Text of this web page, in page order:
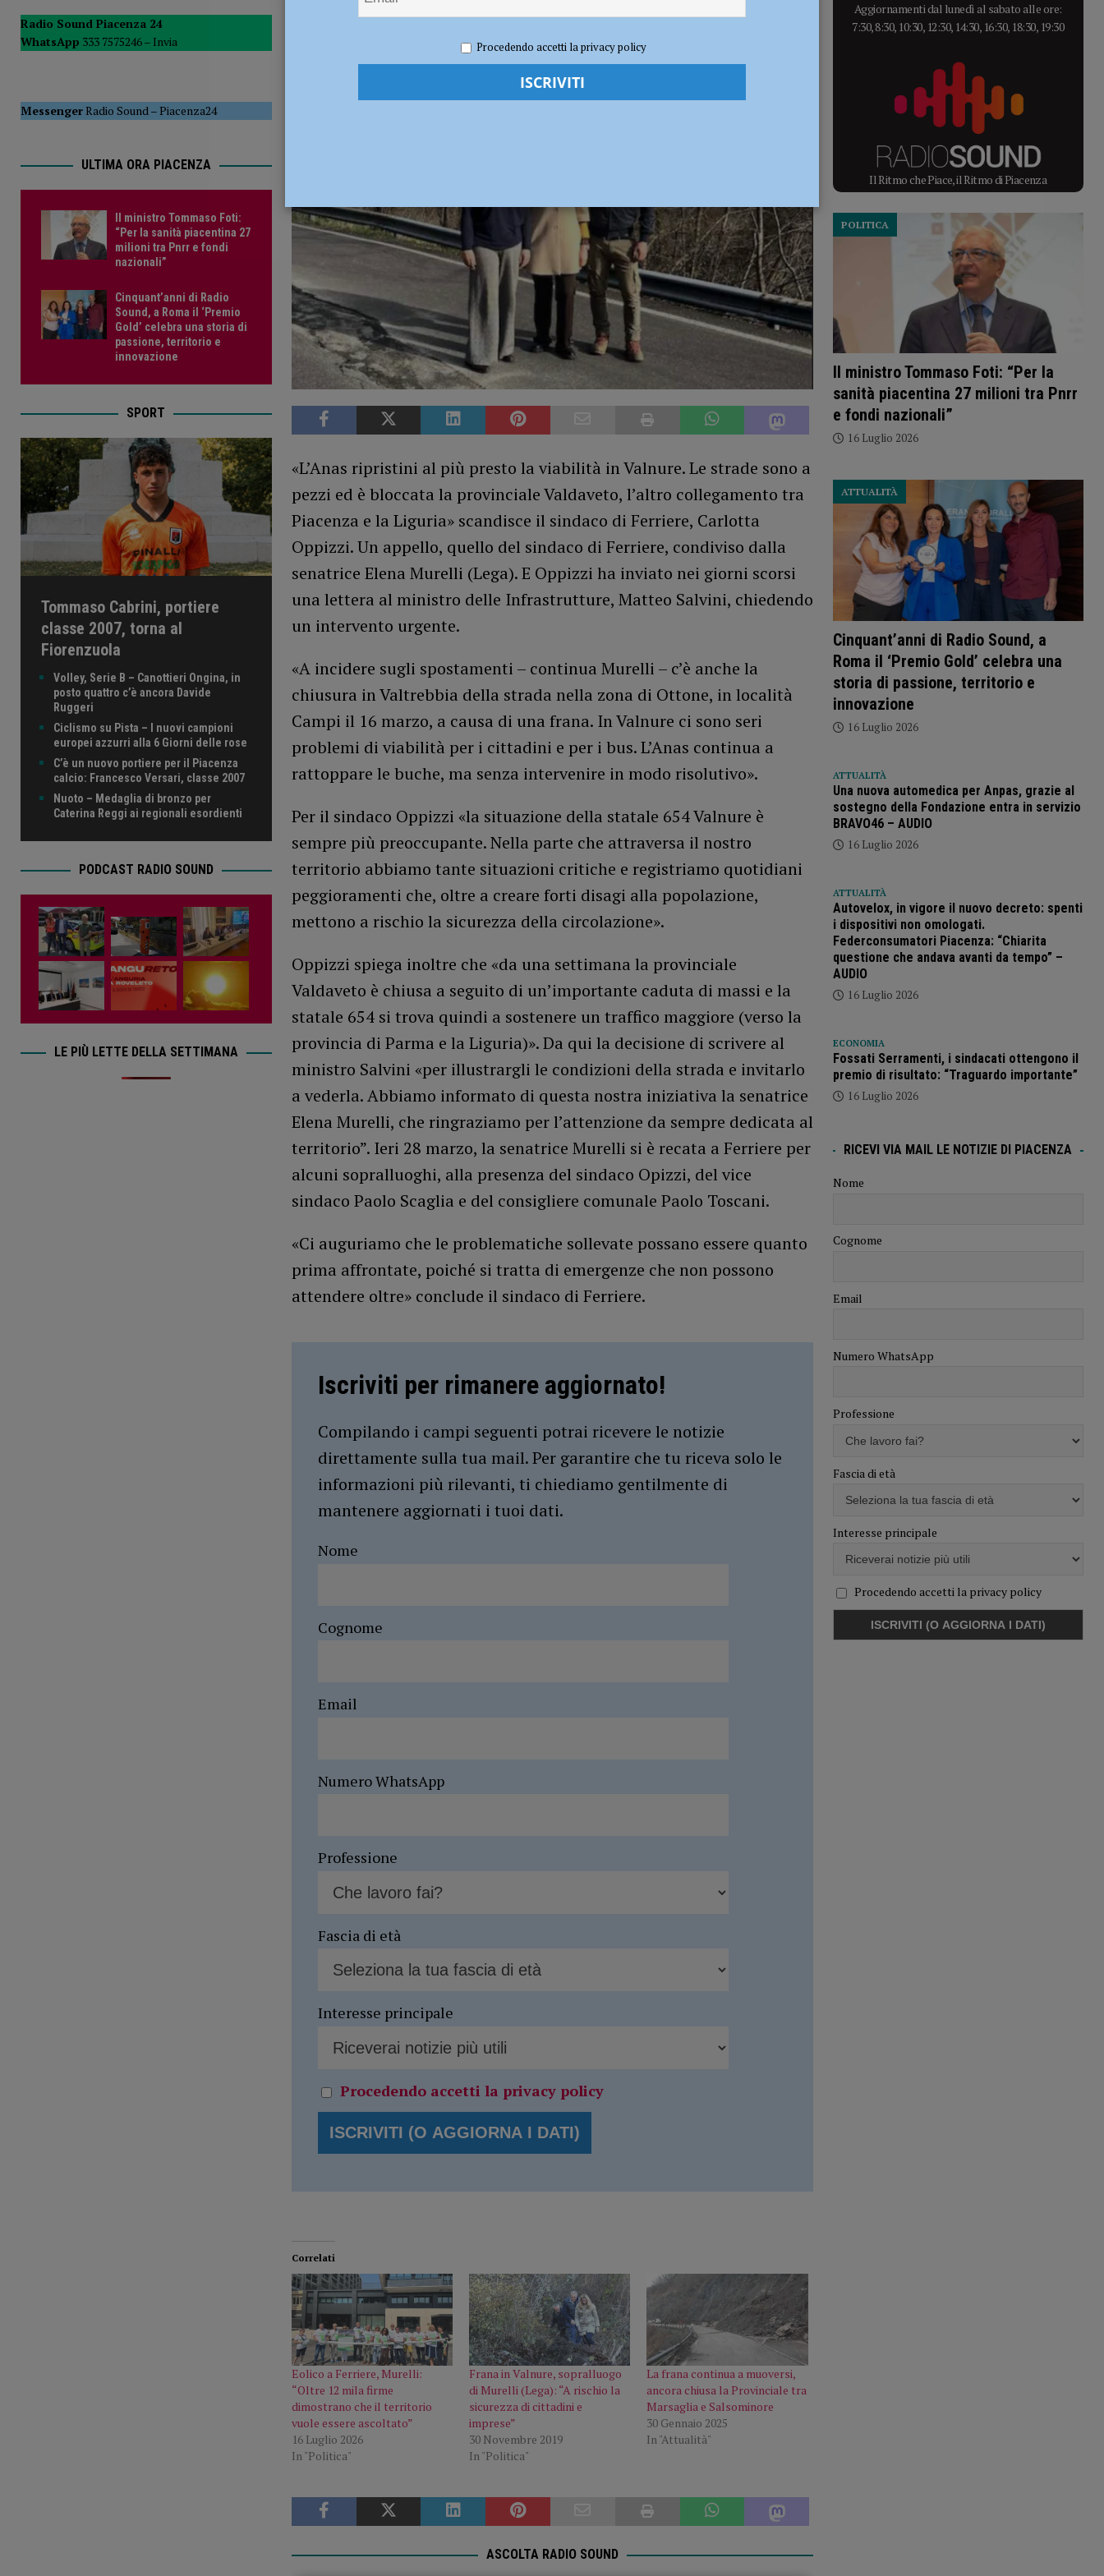
questione che andava avanti da tempo” – AUDIO ATTUALITÀ
[ 16 Luglio 2026 ] Eolico a Ferriere, Murelli: “Oltre 12 mila firme dimostrano che il territorio vuole essere ascoltato” POLITICA
Redazione FG Politica
«L’Anas ripristini al più presto la viabilità in Valnure. Le strade sono a
pezzi ed è bloccata la provinciale Valdaveto, l’altro collegamento tra
Piacenza e la Liguria» scandisce il sindaco di Ferriere, Carlotta
Oppizzi. Un appello, quello del sindaco di Ferriere, condiviso dalla
senatrice Elena Murelli (Lega). E Oppizzi ha inviato nei giorni scorsi
una lettera al ministro delle Infrastrutture, Matteo Salvini, chiedendo
un intervento urgente.
«A incidere sugli spostamenti – continua Murelli – c’è anche la
chiusura in Valtrebbia della strada nella zona di Ottone, in località
Campi il 16 marzo, a causa di una frana. In Valnure ci sono seri
problemi di viabilità per i cittadini e per i bus. L’Anas continua a
rattoppare le buche, ma senza intervenire in modo risolutivo».
Per il sindaco Oppizzi «la situazione della statale 654 Valnure è
sempre più preoccupante. Nella parte che attraversa il nostro
territorio abbiamo tante situazioni critiche e registriamo quotidiani
peggioramenti che, oltre a creare forti disagi alla popolazione,
mettono a rischio la sicurezza della circolazione».
Oppizzi spiega inoltre che «da una settimana la provinciale
Valdaveto è chiusa a seguito di un’importante caduta di massi e la
statale 654 si trova quindi a sostenere un traffico maggiore (verso la
provincia di Parma e la Liguria)». Da qui la decisione di scrivere al
ministro Salvini «per illustrargli le condizioni della strada e invitarlo
a vederla. Abbiamo informato di questa nostra iniziativa la senatrice
Elena Murelli, che ringraziamo per l’attenzione da sempre dedicata al
territorio”. Ieri 28 marzo, la senatrice Murelli si è recata a Ferriere per
alcuni sopralluoghi, alla presenza del sindaco Opizzi, del vice
sindaco Paolo Scaglia e del consigliere comunale Paolo Toscani.
«Ci auguriamo che le problematiche sollevate possano essere quanto
prima affrontate, poiché si tratta di emergenze che non possono
attendere oltre» conclude il sindaco di Ferriere.
Iscriviti per rimanere aggiornato!
Compilando i campi seguenti potrai ricevere le notizie
direttamente sulla tua mail. Per garantire che tu riceva solo le
informazioni più rilevanti, ti chiediamo gentilmente di
mantenere aggiornati i tuoi dati.
Nome
Cognome
Email
Numero WhatsApp
Professione
Fascia di età
Interesse principale
Procedendo accetti la privacy policy
Correlati
Eolico a Ferriere, Murelli:
“Oltre 12 mila firme
dimostrano che il territorio
vuole essere ascoltato”
16 Luglio 2026
In "Politica"
Frana in Valnure, sopralluogo
di Murelli (Lega): “A rischio la
sicurezza di cittadini e
imprese”
30 Novembre 2019
In "Politica"
La frana continua a muoversi,
ancora chiusa la Provinciale tra
Marsaglia e Salsominore
30 Gennaio 2025
In "Attualità"
ASCOLTA RADIO SOUND
Radio Sound Piacenza 24
WhatsApp 333 7575246 – Invia
MessengerRadio Sound–Piacenza24
ULTIMA ORA PIACENZA
Il ministro Tommaso Foti:
“Per la sanità piacentina 27
milioni tra Pnrr e fondi
nazionali”
Cinquant’anni di Radio
Sound, a Roma il ‘Premio
Gold’ celebra una storia di
passione, territorio e
innovazione
SPORT
Tommaso Cabrini, portiere
classe 2007, torna al
Fiorenzuola
Volley, Serie B – Canottieri Ongina, in
posto quattro c’è ancora Davide
Ruggeri
Ciclismo su Pista – I nuovi campioni
europei azzurri alla 6 Giorni delle rose
C’è un nuovo portiere per il Piacenza
calcio: Francesco Versari, classe 2007
Nuoto – Medaglia di bronzo per
Caterina Reggi ai regionali esordienti
PODCAST RADIO SOUND
LE PIÙ LETTE DELLA SETTIMANA
Aggiornamenti dal lunedì al sabato alle ore:
7:30, 8:30, 10:30, 12:30, 14:30, 16:30, 18:30, 19:30
Il Ritmo che Piace, il Ritmo di Piacenza
Il ministro Tommaso Foti: “Per la
sanità piacentina 27 milioni tra Pnrr
e fondi nazionali”
POLITICA
16 Luglio 2026
Cinquant’anni di Radio Sound, a
Roma il ‘Premio Gold’ celebra una
storia di passione, territorio e
innovazione
ATTUALITÀ
16 Luglio 2026
ATTUALITÀ
Una nuova automedica per Anpas, grazie al
sostegno della Fondazione entra in servizio
BRAVO46 – AUDIO
16 Luglio 2026
ATTUALITÀ
Autovelox, in vigore il nuovo decreto: spenti
i dispositivi non omologati.
Federconsumatori Piacenza: “Chiarita
questione che andava avanti da tempo” –
AUDIO
16 Luglio 2026
ECONOMIA
Fossati Serramenti, i sindacati ottengono il
premio di risultato: “Traguardo importante”
16 Luglio 2026
RICEVI VIA MAIL LE NOTIZIE DI PIACENZA
Nome
Cognome
Email
Numero WhatsApp
Professione
Fascia di età
Interesse principale
Procedendo accetti la privacy policy
Procedendo accetti la privacy policy